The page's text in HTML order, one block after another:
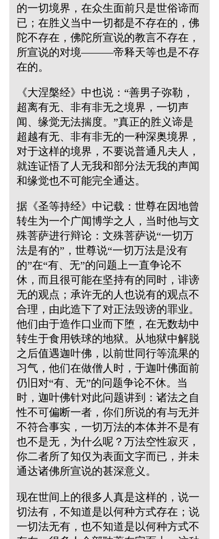
的一切境界，在众生面前只是世俗谛而
已；在胜义当中一切都是不存在的，佛
陀不存在，佛陀所宣说的教言不存在，
所宣说的对境———帝释天等也是不存
在的。
《大涅槃经》中也说：“善男子弥勒，
超离有无、非有非无之境界，一切声
闻、缘觉无法揣度。”真正的胜义谛是
超越有无、非有非无的一种深奥境界，
对于这样的境界，不要说普通凡夫人，
就连证悟了人无我和部分法无我的声闻
和缘觉也不可能完全通达。
据《圣等持经》中记载：世尊在因地曾
转生为一个广闻博学之人，当时他与文
殊菩萨进行辩论：文殊菩萨说“一切万
法是有的”，世尊说“一切万法是没有
的”在“有、无”的问题上一直争论不
休，而且很可能在坚持有的同时，诽谤
无的观点；承许无的人也说有的观点不
合理，由此造下了对正法毁谤的罪业。
他们由于造作口业而下堕，在无数劫中
转生于食用铁球的地狱。从地狱中解脱
之后值遇迦叶佛，以前世同行等流果的
习气，他们在做僧人时，于迦叶佛面前
仍旧对“有、无”的问题争论不休。当
时，迦叶佛针对此问题讲到：诸法之自
性不可偏断一者，你们所说的有与无并
不符合事实，一切万法的本体并不是有
也不是无，为什么呢？万法空性寂灭，
你二者所了知仅为表面文字而已，并未
通达诸佛所宣说的甚深意义。
现在世间上的很多人真是这样的，说一
切法有，不知道是以何种方式存在；说
一切法无有，也不知道是以何种方式不